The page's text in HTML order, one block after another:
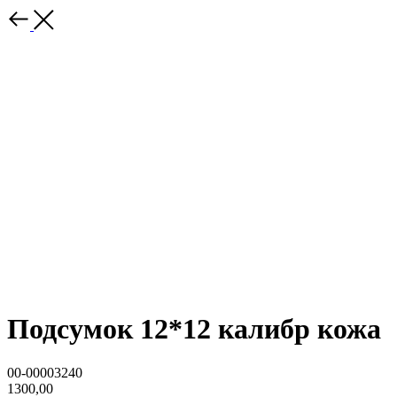
Подсумок 12*12 калибр кожа
00-00003240
1300,00